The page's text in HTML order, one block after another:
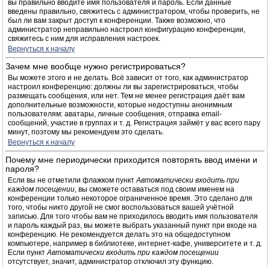
вы правильно вводите имя пользователя и пароль. Если данные
введены правильно, свяжитесь с администратором, чтобы проверить, не
был ли вам закрыт доступ к конференции. Также возможно, что
администратор неправильно настроил конфигурацию конференции,
свяжитесь с ним для исправления настроек.
Вернуться к началу
Зачем мне вообще нужно регистрироваться?
Вы можете этого и не делать. Всё зависит от того, как администратор
настроил конференцию: должны ли вы зарегистрироваться, чтобы
размещать сообщения, или нет. Тем не менее регистрация даёт вам
дополнительные возможности, которые недоступны анонимным
пользователям: аватары, личные сообщения, отправка email-
сообщений, участие в группах и т. д. Регистрация займёт у вас всего пару
минут, поэтому мы рекомендуем это сделать.
Вернуться к началу
Почему мне периодически приходится повторять ввод имени и
пароля?
Если вы не отметили флажком пунктАвтоматически входить при
каждом посещении, вы сможете оставаться под своим именем на
конференции только некоторое ограниченное время. Это сделано для
того, чтобы никто другой не смог воспользоваться вашей учётной
записью. Для того чтобы вам не приходилось вводить имя пользователя
и пароль каждый раз, вы можете выбрать указанный пункт при входе на
конференцию. Не рекомендуется делать это на общедоступном
компьютере, например в библиотеке, интернет-кафе, университете и т. д.
Если пунктАвтоматически входить при каждом посещении
отсутствует, значит, администратор отключил эту функцию.